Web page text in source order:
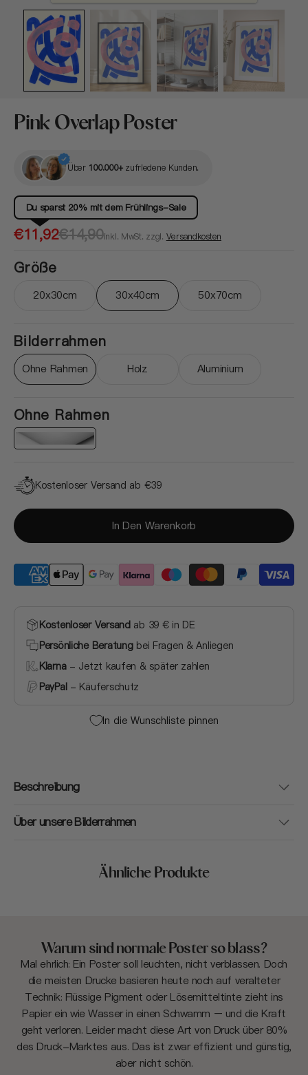
Medien
1
in
Galerieansicht
öffnen
Pink Overlap Poster
Über 100.000+zufriedene Kunden.
Du sparst 20% mit dem Frühlings-Sale
Verkaufspreis
€11,92
Normaler€14,90inkl. MwSt. zzgl. Versandkosten
Größe
20x30cmVariante ausverkauft oder nicht verfügbar
30x40cmVariante ausverkauft oder nicht
50x70cm
Variante
Bilderrahmen
Ohne RahmenVariante ausverkauft oder nicht verfügbar
HolzVariante ausverkauft oder nicht
Aluminium
Variante
Ohne Rahmen
Kostenloser Versand ab €39
In Den Warenkorb
Kostenloser Versandab 39 € in DE
Persönliche Beratungbei Fragen & Anliegen
Klarna- Jetzt kaufen & später zahlen
PayPal- Käuferschutz
In die Wunschliste pinnen
Beschreibung
Über unsere Bilderrahmen
Ähnliche Produkte
Warum sind normale Poster so blass?
Mal ehrlich: Ein Poster soll leuchten, nicht verblassen. Doch
die meisten Drucke basieren heute noch auf veralteter
Technik: Flüssige Pigment oder Lösemitteltinte zieht ins
Papier ein wie Wasser in einen Schwamm – und die Kraft
geht verloren. Leider macht diese Art von Druck über 80%
des Druck-Marktes aus. Das ist zwar effizient und günstig,
aber nicht schön.